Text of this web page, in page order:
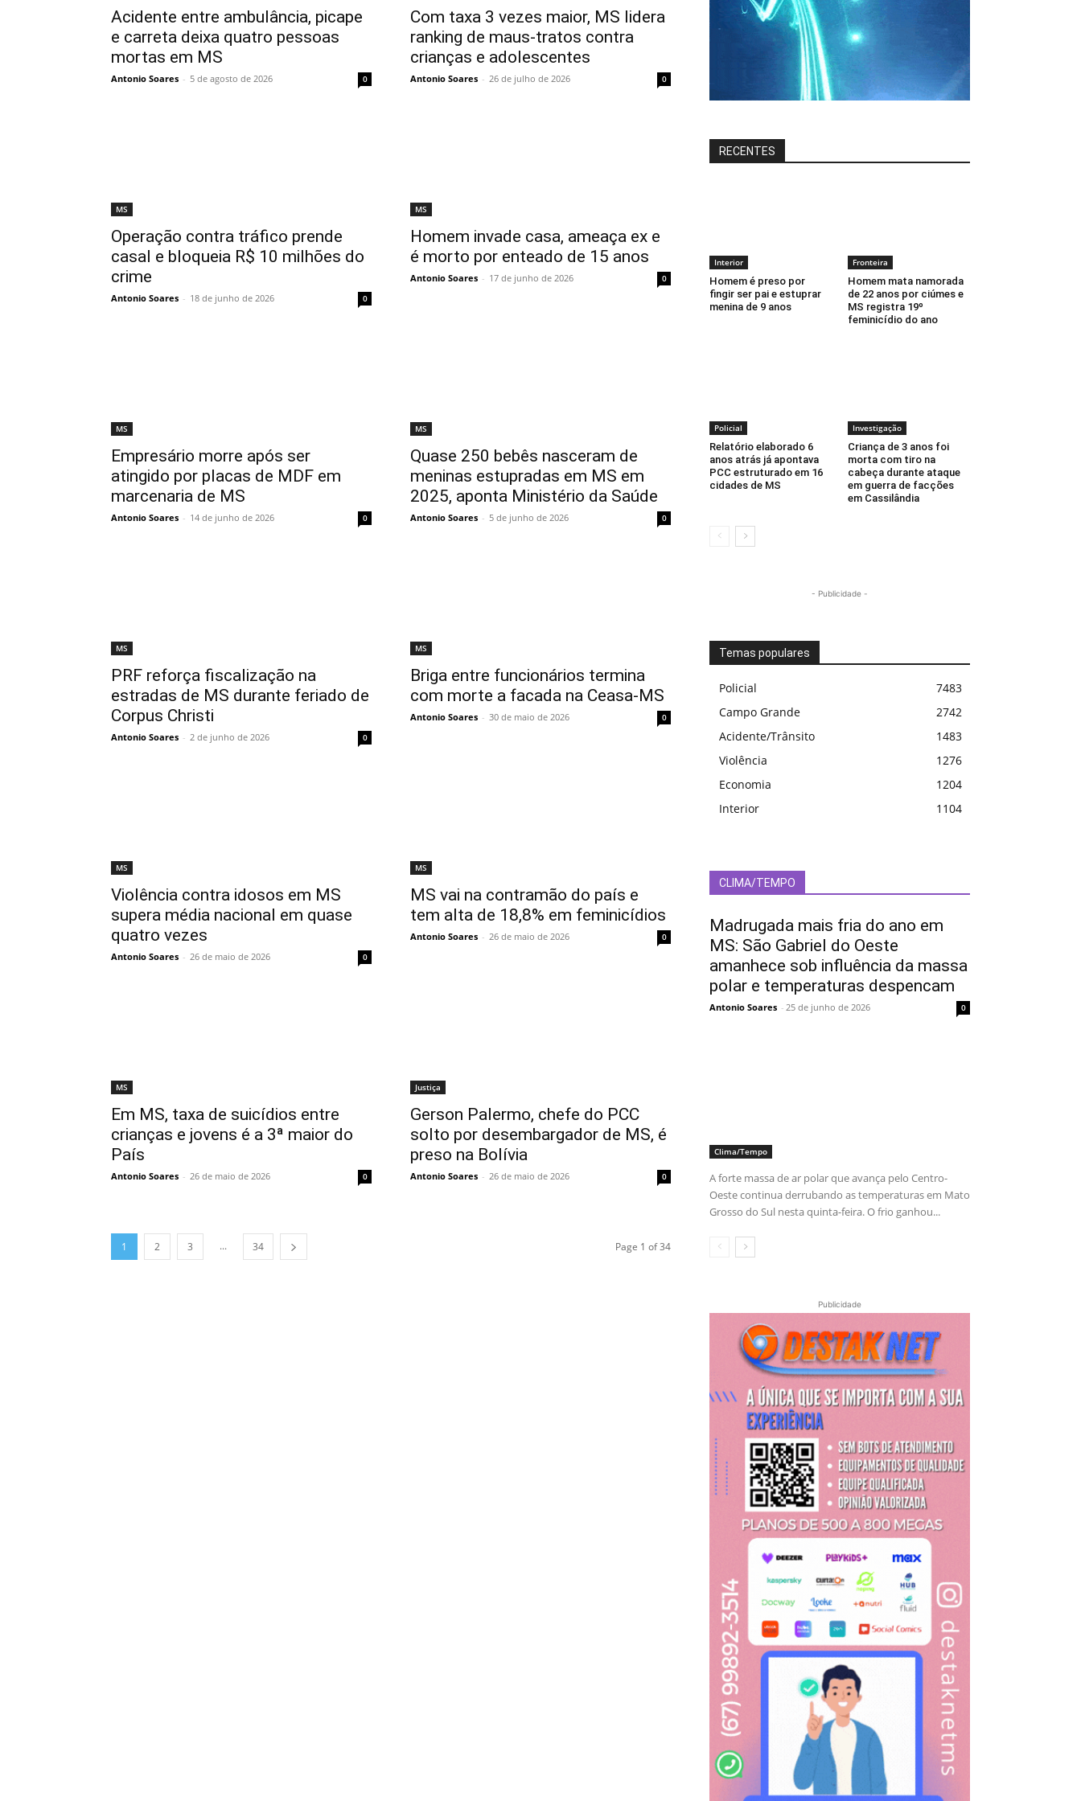
Acidente entre ambulância, picape
e carreta deixa quatro pessoas
mortas em MS
Antonio Soares - 5 de agosto de 2026 0
Com taxa 3 vezes maior, MS lidera
ranking de maus-tratos contra
crianças e adolescentes
Antonio Soares - 26 de julho de 2026 0
MS
Operação contra tráfico prende
casal e bloqueia R$ 10 milhões do
crime
Antonio Soares - 18 de junho de 2026 0
MS
Homem invade casa, ameaça ex e
é morto por enteado de 15 anos
Antonio Soares - 17 de junho de 2026 0
MS
Empresário morre após ser
atingido por placas de MDF em
marcenaria de MS
Antonio Soares - 14 de junho de 2026 0
MS
Quase 250 bebês nasceram de
meninas estupradas em MS em
2025, aponta Ministério da Saúde
Antonio Soares - 5 de junho de 2026 0
MS
PRF reforça fiscalização na
estradas de MS durante feriado de
Corpus Christi
Antonio Soares - 2 de junho de 2026 0
MS
Briga entre funcionários termina
com morte a facada na Ceasa-MS
Antonio Soares - 30 de maio de 2026 0
MS
Violência contra idosos em MS
supera média nacional em quase
quatro vezes
Antonio Soares - 26 de maio de 2026 0
MS
MS vai na contramão do país e
tem alta de 18,8% em feminicídios
Antonio Soares - 26 de maio de 2026 0
MS
Em MS, taxa de suicídios entre
crianças e jovens é a 3ª maior do
País
Antonio Soares - 26 de maio de 2026 0
Justiça
Gerson Palermo, chefe do PCC
solto por desembargador de MS, é
preso na Bolívia
Antonio Soares - 26 de maio de 2026 0
1 2 3 ... 34 Page 1 of 34
RECENTES
Interior
Homem é preso por
fingir ser pai e estuprar
menina de 9 anos
Fronteira
Homem mata namorada
de 22 anos por ciúmes e
MS registra 19º
feminicídio do ano
Policial
Relatório elaborado 6
anos atrás já apontava
PCC estruturado em 16
cidades de MS
Investigação
Criança de 3 anos foi
morta com tiro na
cabeça durante ataque
em guerra de facções
em Cassilândia
- Publicidade -
Temas populares
Policial
7483
Campo Grande
2742
Acidente/Trânsito
1483
Violência
1276
Economia
1204
Interior
1104
CLIMA/TEMPO
Madrugada mais fria do ano em
MS: São Gabriel do Oeste
amanhece sob influência da massa
polar e temperaturas despencam
Antonio Soares - 25 de junho de 2026 0
Clima/Tempo
A forte massa de ar polar que avança pelo Centro-
Oeste continua derrubando as temperaturas em Mato
Grosso do Sul nesta quinta-feira. O frio ganhou...
Publicidade